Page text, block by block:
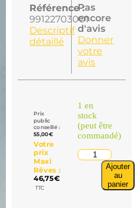
Référence :
99122703001
Descriptif
détaillé
Pas
encore
d'avis
Donner
votre
avis
Prix
public
conseillé :
55,00€
Votre
prix
Maxi
Rêves :
46,75€
TTC
1 en
stock
(peut être
commandé)
Ajouter
au
panier